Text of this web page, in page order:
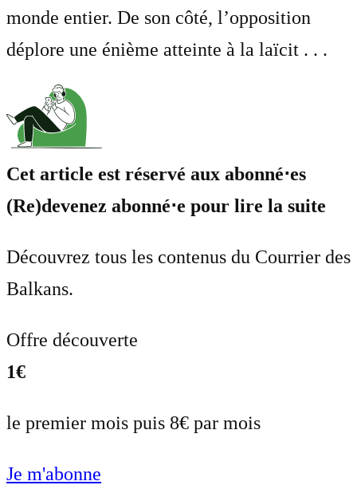
monde entier. De son côté, l’opposition
déplore une énième atteinte à la laïcit . . .
Cet article est réservé aux abonné⋅es
(Re)devenez abonné⋅e pour lire la suite
Découvrez tous les contenus du Courrier des
Balkans.
Offre découverte
1€
le premier mois puis 8€ par mois
Je m'abonne